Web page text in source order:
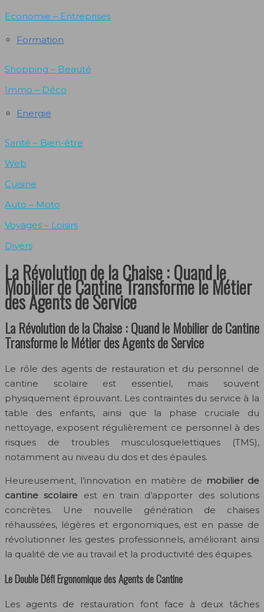
Economie – Entreprises
Formation
Shopping – Beauté
Immo – Déco
Energie
Santé – Bien-être
Web
Cuisine
Auto – Moto
Voyages – Loisirs
Divers
La Révolution de la Chaise : Quand le
Mobilier de Cantine Transforme le Métier
des Agents de Service
La Révolution de la Chaise : Quand le Mobilier de Cantine
Transforme le Métier des Agents de Service
Le rôle des agents de restauration et du personnel de
cantine scolaire est essentiel, mais souvent
physiquement éprouvant. Les contraintes du service à la
table des enfants, ainsi que la phase cruciale du
nettoyage, exposent régulièrement ce personnel à des
risques de troubles musculosquelettiques (TMS),
notamment au niveau du dos et des épaules.
Heureusement, l’innovation en matière de mobilier de
cantine scolaire est en train d’apporter des solutions
concrètes. Une nouvelle génération de chaises
réhaussées, légères et ergonomiques, est en passe de
révolutionner les gestes professionnels, améliorant ainsi
la qualité de vie au travail et la productivité des équipes.
Le Double Défi Ergonomique des Agents de Cantine
Les agents de restauration font face à deux tâches